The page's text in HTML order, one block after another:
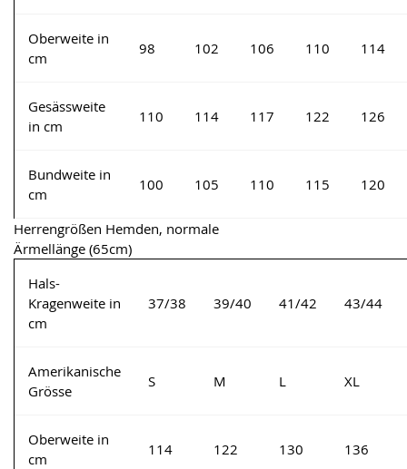
Oberweite in
cm
98 102 106 110 114
Gesässweite
in cm
110 114 117 122 126
Bundweite in
cm
100 105 110 115 120
Herrengrößen Hemden, normale
Ärmellänge (65cm)
Hals-
Kragenweite in
cm
37/38 39/40 41/42 43/44
Amerikanische
Grösse
S M L XL
Oberweite in
cm
114 122 130 136